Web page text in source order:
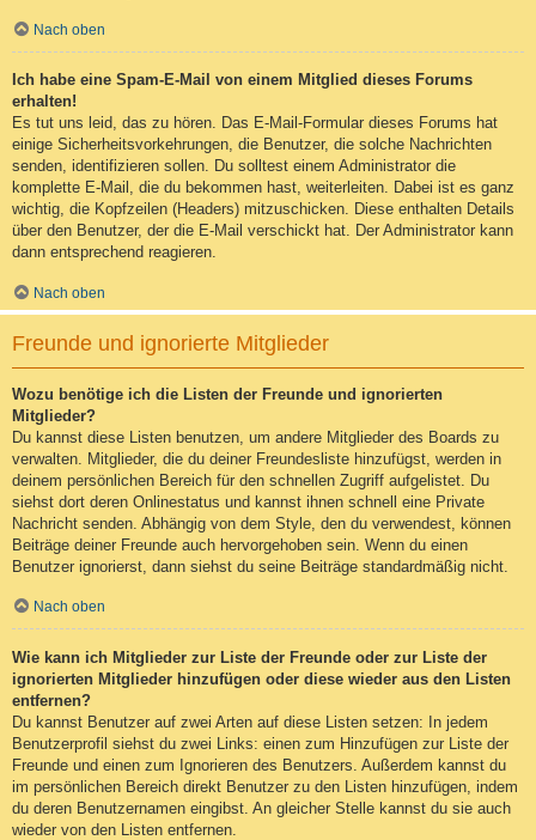
Nach oben
Ich habe eine Spam-E-Mail von einem Mitglied dieses Forums
erhalten!
Es tut uns leid, das zu hören. Das E-Mail-Formular dieses Forums hat
einige Sicherheitsvorkehrungen, die Benutzer, die solche Nachrichten
senden, identifizieren sollen. Du solltest einem Administrator die
komplette E-Mail, die du bekommen hast, weiterleiten. Dabei ist es ganz
wichtig, die Kopfzeilen (Headers) mitzuschicken. Diese enthalten Details
über den Benutzer, der die E-Mail verschickt hat. Der Administrator kann
dann entsprechend reagieren.
Nach oben
Freunde und ignorierte Mitglieder
Wozu benötige ich die Listen der Freunde und ignorierten
Mitglieder?
Du kannst diese Listen benutzen, um andere Mitglieder des Boards zu
verwalten. Mitglieder, die du deiner Freundesliste hinzufügst, werden in
deinem persönlichen Bereich für den schnellen Zugriff aufgelistet. Du
siehst dort deren Onlinestatus und kannst ihnen schnell eine Private
Nachricht senden. Abhängig von dem Style, den du verwendest, können
Beiträge deiner Freunde auch hervorgehoben sein. Wenn du einen
Benutzer ignorierst, dann siehst du seine Beiträge standardmäßig nicht.
Nach oben
Wie kann ich Mitglieder zur Liste der Freunde oder zur Liste der
ignorierten Mitglieder hinzufügen oder diese wieder aus den Listen
entfernen?
Du kannst Benutzer auf zwei Arten auf diese Listen setzen: In jedem
Benutzerprofil siehst du zwei Links: einen zum Hinzufügen zur Liste der
Freunde und einen zum Ignorieren des Benutzers. Außerdem kannst du
im persönlichen Bereich direkt Benutzer zu den Listen hinzufügen, indem
du deren Benutzernamen eingibst. An gleicher Stelle kannst du sie auch
wieder von den Listen entfernen.